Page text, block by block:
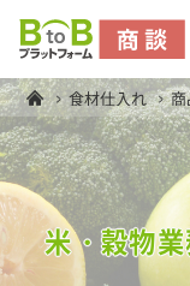
食材仕入れ
米・穀物